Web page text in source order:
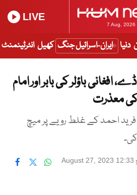
7 Aug, 2026
LIVE
دنیا ایران-اسرائیل جنگ کھیل انٹرٹینمنٹ
افغانی باؤلر کی بابر اور امام
معذرت
احمد کے غلط رویے پر میچ
August 27, 2023 12:33